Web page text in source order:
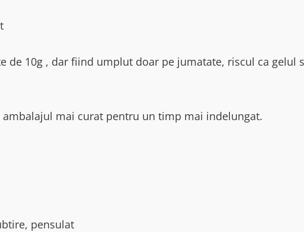
de 10g , dar fiind umplut doar pe jumatate, riscul ca gelul
mai curat pentru un timp mai indelungat.
pensulat